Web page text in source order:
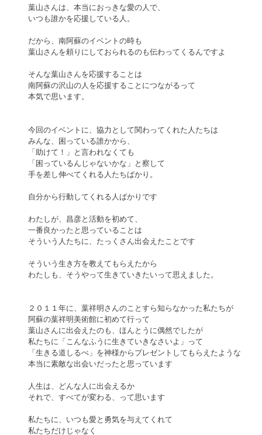
葉山さんは、本当におっきな愛の人で、
いつも誰かを応援している人。
だから、南阿蘇のイベントの時も
葉山さんを頼りにしておられるのも伝わってくるんですよ
そんな葉山さんを応援することは
南阿蘇の沢山の人を応援することにつながるって
本気で思います。
今回のイベントに、協力として関わってくれた人たちは
みんな、困っている誰かから、
「助けて！」と言われなくても
「困っているんじゃないかな」と察して
手を差し伸べてくれる人たちばかり。
自分から行動してくれる人ばかりです
わたしが、昌彦と活動を初めて、
一番良かったと思っていることは
そういう人たちに、たっくさん出会えたことです
そういう生き方を教えてもらえたから
わたしも、そうやって生きていきたいって思えました。
２０１１年に、葉祥明さんのことすら知らなかった私たちが
阿蘇の葉祥明美術館に初めて行って
葉山さんに出会えたのも、ほんとうに偶然でしたが
私たちに「こんなふうに生きていきなさいよ」って
「生きる道しるべ」を神様からプレゼントしてもらえたような
本当に素敵な出会いだったと思っています
人生は、どんな人に出会えるか
それで、すべてが変わる、って思います
私たちに、いつも愛と勇気を与えてくれて
私たちだけじゃなく